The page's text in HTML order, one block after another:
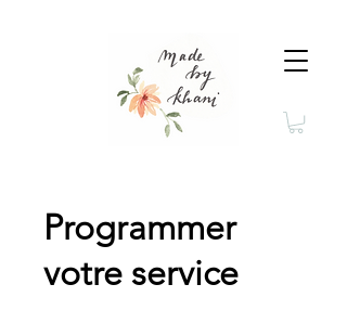
Programmer
votre service